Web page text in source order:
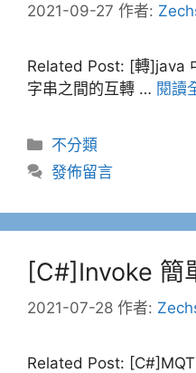
2021-09-27 作者:
Related Post: [轉]java
字串之間的互轉 … 閱讀
分
類
不分類
發佈留言
[C#]Invoke 簡
2021-07-28 作者:
Related Post: